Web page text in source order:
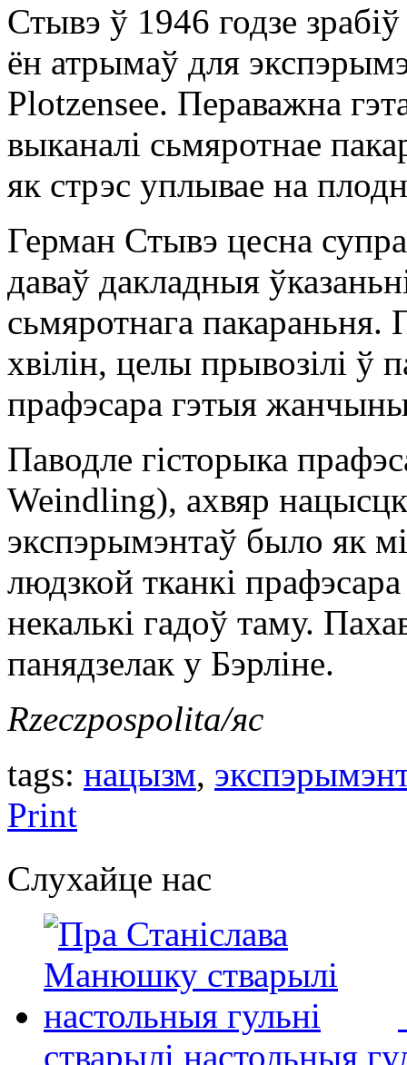
Стывэ ў 1946 годзе
ён атрымаў для
Plotzensee. Пераважна
выканалі сьмяротнае
як стрэс уплывае на
Герман Стывэ цесна
даваў дакладныя
сьмяротнага пакараньня.
хвілін, целы прывозілі ў
прафэсара гэтыя жанчыны
Паводле гісторыка
Weindling), ахвяр
экспэрымэнтаў было як
людзкой тканкі
некалькі гадоў таму.
панядзелак у Бэрліне.
Rzeczpospolita/яс
tags: нацызм,
Print
Слухайце нас
стварылі настольныя